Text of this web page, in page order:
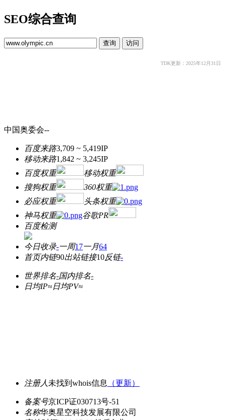
SEO综合查询
TDK更新：2025年12月31日
中国奥委会--
百度来路3,709 ~ 5,419IP
移动来路1,842 ~ 3,245IP
百度权重
移动权重
搜狗权重
360权重
必应权重
头条权重
神马权重
谷歌PR
百度检测
今日收录-一周17一月64
首页内链90出站链接10反链-
世界排名-国内排名-
日均IP≈日均PV≈
注册人 未找到whois信息 （更新）
备案号京ICP证030713号-51
名称华奥星空科技发展有限公司